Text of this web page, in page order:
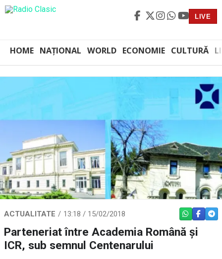
LIVE
HOME NAȚIONAL WORLD ECONOMIE CULTURĂ
ACTUALITATE 13:18 / 15/02/2018 WHATSAPP
Parteneriat între Academia Română şi
ICR, sub semnul Centenarului